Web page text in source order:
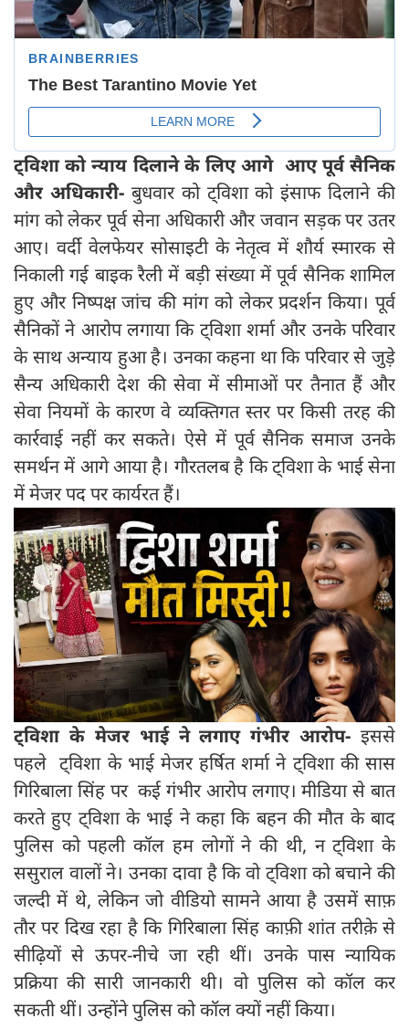
ट्विशा को न्याय दिलाने के लिए आगे आए पूर्व सैनिक
और अधिकारी- बुधवार को ट्विशा को इंसाफ दिलाने की
मांग को लेकर पूर्व सेना अधिकारी और जवान सड़क पर उतर
आए। वर्दी वेलफेयर सोसाइटी के नेतृत्व में शौर्य स्मारक से
निकाली गई बाइक रैली में बड़ी संख्या में पूर्व सैनिक शामिल
हुए और निष्पक्ष जांच की मांग को लेकर प्रदर्शन किया। पूर्व
सैनिकों ने आरोप लगाया कि ट्विशा शर्मा और उनके परिवार
के साथ अन्याय हुआ है। उनका कहना था कि परिवार से जुड़े
सैन्य अधिकारी देश की सेवा में सीमाओं पर तैनात हैं और
सेवा नियमों के कारण वे व्यक्तिगत स्तर पर किसी तरह की
कार्रवाई नहीं कर सकते। ऐसे में पूर्व सैनिक समाज उनके
समर्थन में आगे आया है। गौरतलब है कि ट्विशा के भाई सेना
में मेजर पद पर कार्यरत हैं।
ट्विशा के मेजर भाई ने लगाए गंभीर आरोप- इससे
पहले ट्विशा के भाई मेजर हर्षित शर्मा ने ट्विशा की सास
गिरिबाला सिंह पर कई गंभीर आरोप लगाए। मीडिया से बात
करते हुए ट्विशा के भाई ने कहा कि बहन की मौत के बाद
पुलिस को पहली कॉल हम लोगों ने की थी, न ट्विशा के
ससुराल वालों ने। उनका दावा है कि वो ट्विशा को बचाने की
जल्दी में थे, लेकिन जो वीडियो सामने आया है उसमें साफ़
तौर पर दिख रहा है कि गिरिबाला सिंह काफ़ी शांत तरीक़े से
सीढ़ियों से ऊपर-नीचे जा रही थीं। उनके पास न्यायिक
प्रक्रिया की सारी जानकारी थी। वो पुलिस को कॉल कर
सकती थीं। उन्होंने पुलिस को कॉल क्यों नहीं किया।